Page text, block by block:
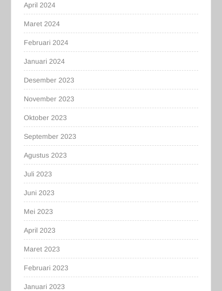
April 2024
Maret 2024
Februari 2024
Januari 2024
Desember 2023
November 2023
Oktober 2023
September 2023
Agustus 2023
Juli 2023
Juni 2023
Mei 2023
April 2023
Maret 2023
Februari 2023
Januari 2023